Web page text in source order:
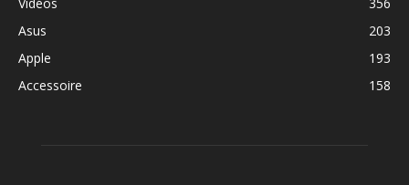
Vidéos
356
Asus
203
Apple
193
Accessoire
158